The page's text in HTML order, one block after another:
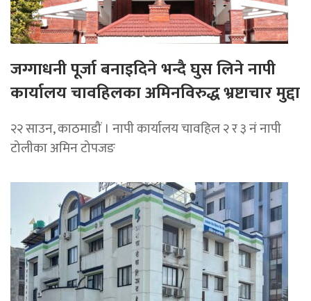
जग्गाधनी पूर्जा बनाइदिने भन्दै घुस लिने नापी
कार्यालय चावहिलका अमिनविरुद्ध भ्रष्टाचार मुद्दा
२२ साउन, काठमाडौं । नापी कार्यालय चावहिल २ र ३ नं नापी
टोलीका अमिन टोपजङ